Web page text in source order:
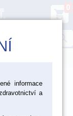
shopping_cart
0
informace
a